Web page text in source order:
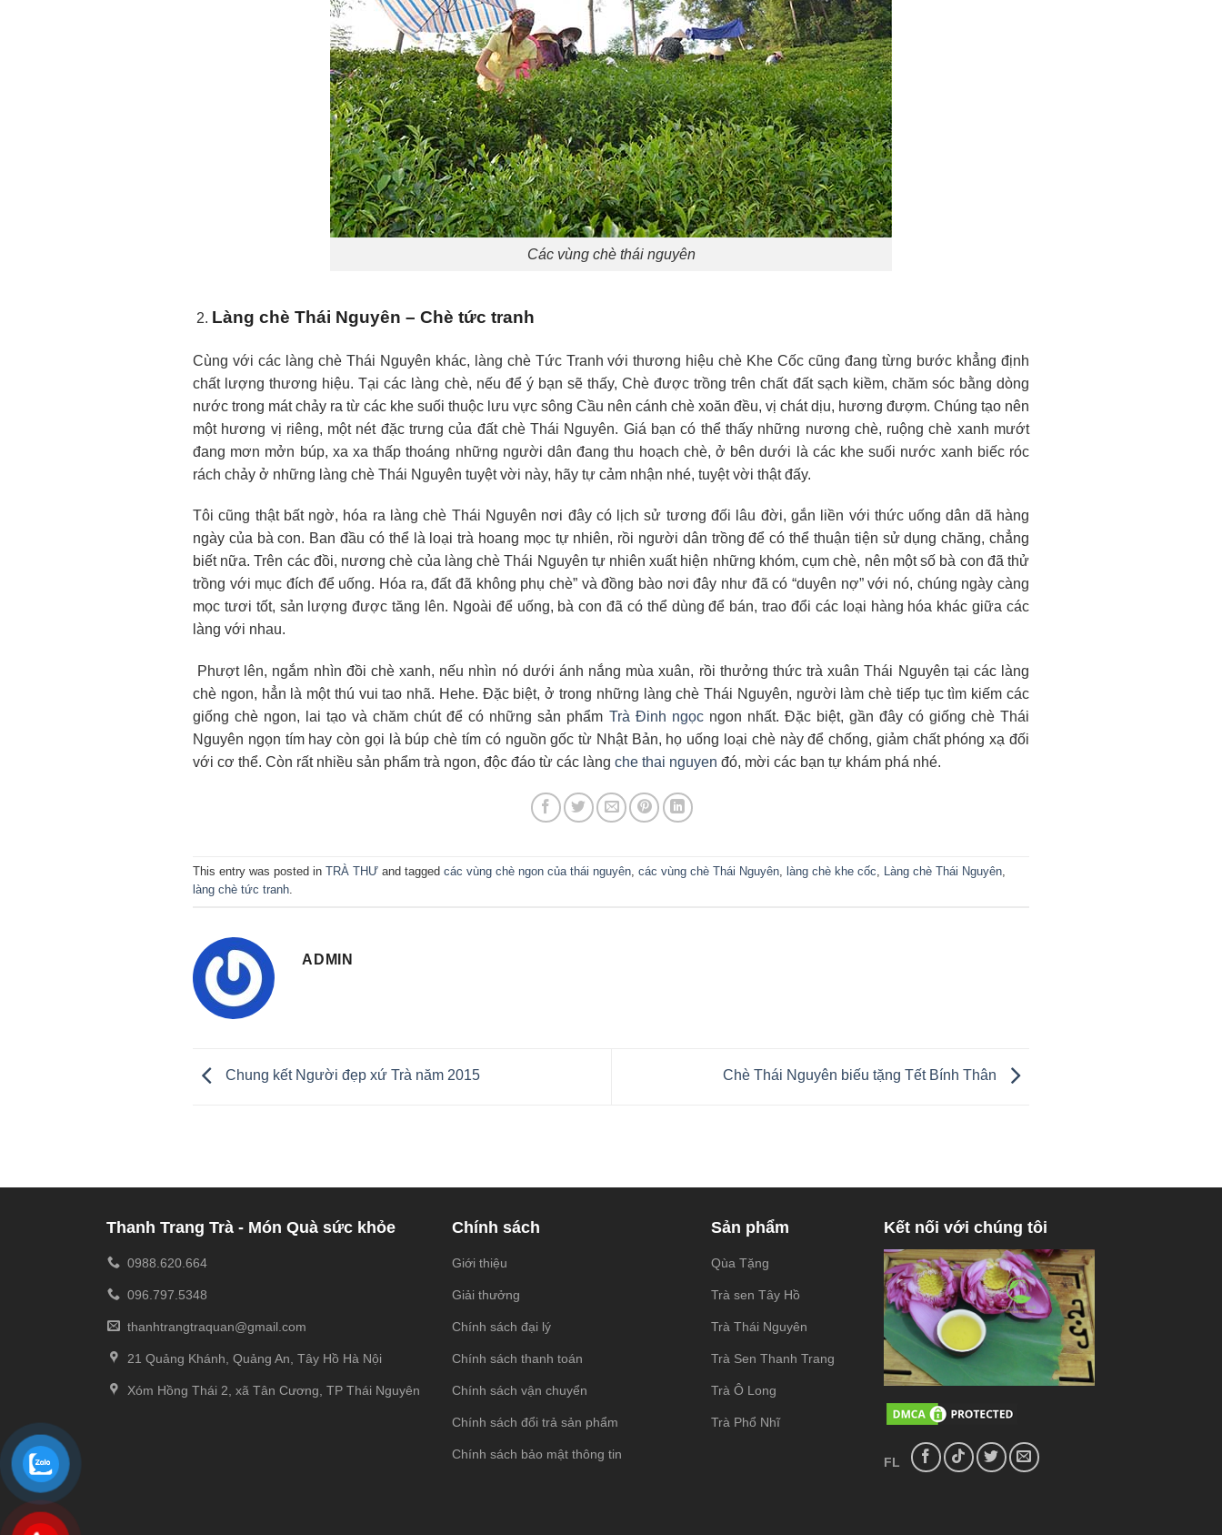
Các vùng chè thái nguyên
Làng chè Thái Nguyên – Chè tức tranh
Cùng với các làng chè Thái Nguyên khác, làng chè Tức Tranh với thương hiệu chè Khe Cốc cũng đang từng bước khẳng định
chất lượng thương hiệu. Tại các làng chè, nếu để ý bạn sẽ thấy, Chè được trồng trên chất đất sạch kiềm, chăm sóc bằng dòng
nước trong mát chảy ra từ các khe suối thuộc lưu vực sông Cầu nên cánh chè xoăn đều, vị chát dịu, hương đượm. Chúng tạo nên
một hương vị riêng, một nét đặc trưng của đất chè Thái Nguyên. Giá bạn có thể thấy những nương chè, ruộng chè xanh mướt
đang mơn mởn búp, xa xa thấp thoáng những người dân đang thu hoạch chè, ở bên dưới là các khe suối nước xanh biếc róc
rách chảy ở những làng chè Thái Nguyên tuyệt vời này, hãy tự cảm nhận nhé, tuyệt vời thật đấy.
Tôi cũng thật bất ngờ, hóa ra làng chè Thái Nguyên nơi đây có lịch sử tương đối lâu đời, gắn liền với thức uống dân dã hàng
ngày của bà con. Ban đầu có thể là loại trà hoang mọc tự nhiên, rồi người dân trồng để có thể thuận tiện sử dụng chăng, chẳng
biết nữa. Trên các đồi, nương chè của làng chè Thái Nguyên tự nhiên xuất hiện những khóm, cụm chè, nên một số bà con đã thử
trồng với mục đích để uống. Hóa ra, đất đã không phụ chè” và đồng bào nơi đây như đã có “duyên nợ” với nó, chúng ngày càng
mọc tươi tốt, sản lượng được tăng lên. Ngoài để uống, bà con đã có thể dùng để bán, trao đổi các loại hàng hóa khác giữa các
làng với nhau.
Phượt lên, ngắm nhìn đồi chè xanh, nếu nhìn nó dưới ánh nắng mùa xuân, rồi thưởng thức trà xuân Thái Nguyên tại các làng
chè ngon, hẳn là một thú vui tao nhã. Hehe. Đặc biệt, ở trong những làng chè Thái Nguyên, người làm chè tiếp tục tìm kiếm các
giống chè ngon, lai tạo và chăm chút để có những sản phẩm Trà Đinh ngọcngon nhất. Đặc biệt, gần đây có giống chè Thái
Nguyên ngọn tím hay còn gọi là búp chè tím có nguồn gốc từ Nhật Bản, họ uống loại chè này để chống, giảm chất phóng xạ đối
với cơ thể. Còn rất nhiều sản phẩm trà ngon, độc đáo từ các làng che thai nguyen đó, mời các bạn tự khám phá nhé.
This entry was posted in TRÀ THƯ and tagged các vùng chè ngon của thái nguyên, các vùng chè Thái Nguyên, làng chè khe cốc, Làng chè Thái Nguyên,
làng chè tức tranh.
ADMIN
Chung kết Người đẹp xứ Trà năm 2015 Chè Thái Nguyên biếu tặng Tết Bính Thân
Thanh Trang Trà - Món Quà sức khỏe
0988.620.664
096.797.5348
thanhtrangtraquan@gmail.com
21 Quảng Khánh, Quảng An, Tây Hồ Hà Nội
Xóm Hồng Thái 2, xã Tân Cương, TP Thái Nguyên
Chính sách
Giới thiệu
Giải thưởng
Chính sách đại lý
Chính sách thanh toán
Chính sách vận chuyển
Chính sách đổi trả sản phẩm
Chính sách bảo mật thông tin
Sản phẩm
Qùa Tặng
Trà sen Tây Hồ
Trà Thái Nguyên
Trà Sen Thanh Trang
Trà Ô Long
Trà Phổ Nhĩ
Kết nối với chúng tôi
FL